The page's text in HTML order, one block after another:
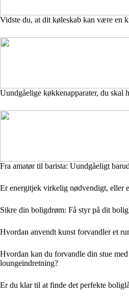
Vidste du, at dit køleskab kan være en
Uundgåelige køkkenapparater, du skal
Fra amatør til barista: Uundgåeligt
Er energitjek virkelig nødvendigt, eller
Sikre din boligdrøm: Få styr på dit
Hvordan anvendt kunst forvandler et
Hvordan kan du forvandle din stue
loungeindretning?
Er du klar til at finde det perfekte